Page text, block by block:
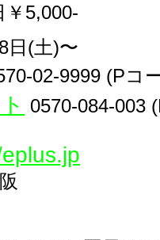
5,000-
(土)〜
02-9999 (Pコ
0570-084-003